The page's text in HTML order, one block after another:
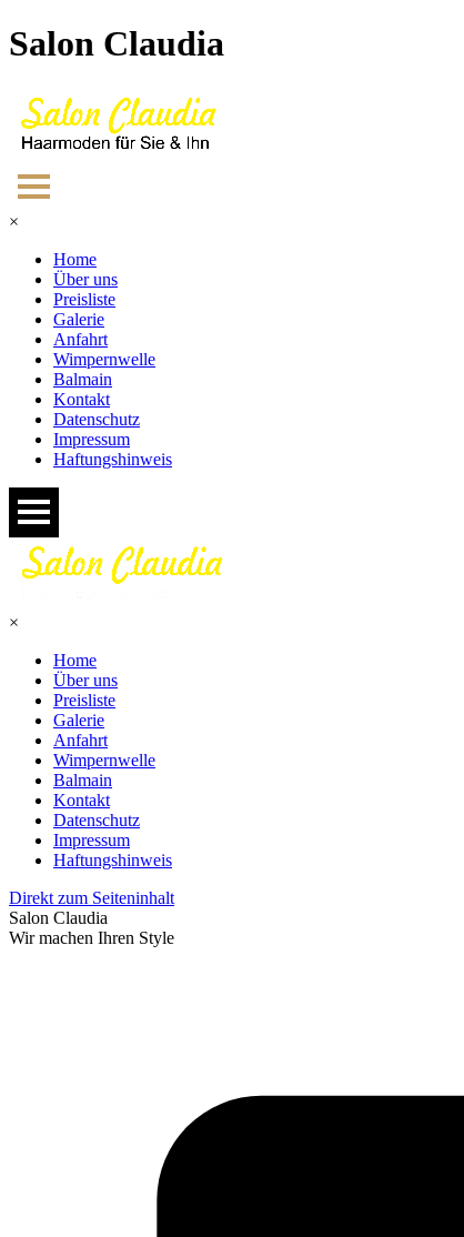
Salon Claudia
×
Home
Über uns
Preisliste
Galerie
Anfahrt
Wimpernwelle
Balmain
Kontakt
Datenschutz
Impressum
Haftungshinweis
×
Home
Über uns
Preisliste
Galerie
Anfahrt
Wimpernwelle
Balmain
Kontakt
Datenschutz
Impressum
Haftungshinweis
Direkt zum Seiteninhalt
Salon Claudia
Wir machen Ihren Style